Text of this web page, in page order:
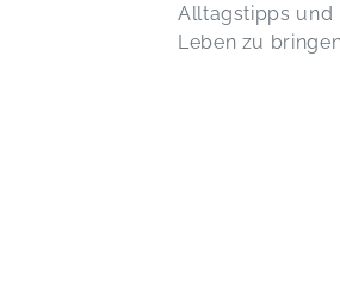
Alltagstipps und
Leben zu